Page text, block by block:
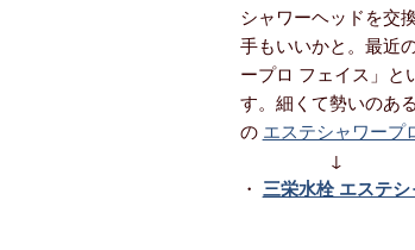
シャワーヘッドを交
手もいいかと。最近
ープロ フェイス」と
す。細くて勢いのあ
の エステシャワープ
↓
・ 三栄水栓 エステ